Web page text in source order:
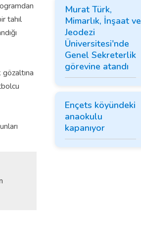
tahıl
Murat Türk,
Mimarlık, İnşaat ve
Jeodezi
Üniversitesi'nde
Genel Sekreterlik
görevine atandı
Ençets köyündeki
anaokulu
kapanıyor